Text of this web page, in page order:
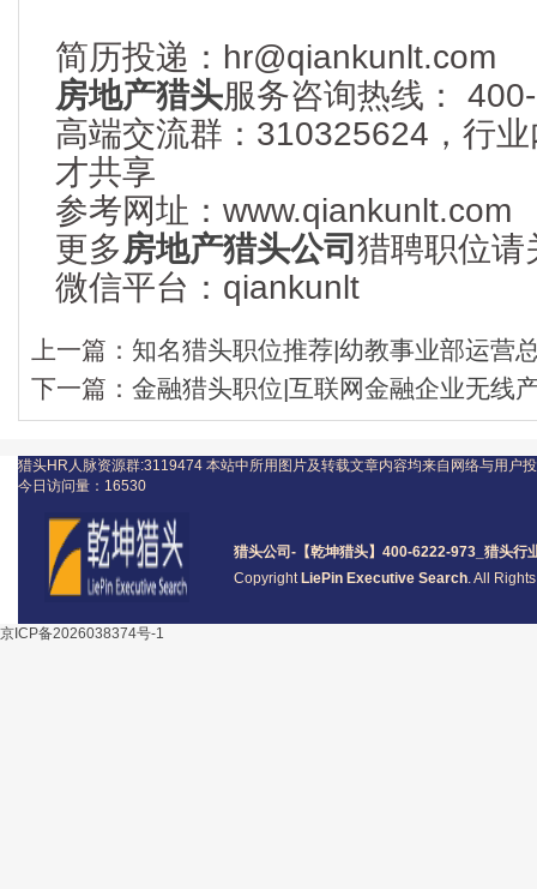
简历投递：hr@qiankunlt.com
房地产猎头服务咨询热线：
高端交流群：310325624，行
才共享
参考网址：www.qiankunlt.com
更多房地产猎头公司猎聘职位请
微信平台：qiankunlt
上一篇： 知名猎头职位推荐|幼教事业部运营
下一篇： 金融猎头职位|互联网金融企业无线
猎头公司 -【乾坤猎头】400-6222-973_ 猎头行
Copyright LiePin Executive Search. All
猎头HR人脉资源群:3119474 本站中所用图片及转载文章内容均来自网络与用户
今日访问量： 16530
京ICP备2026038374号-1